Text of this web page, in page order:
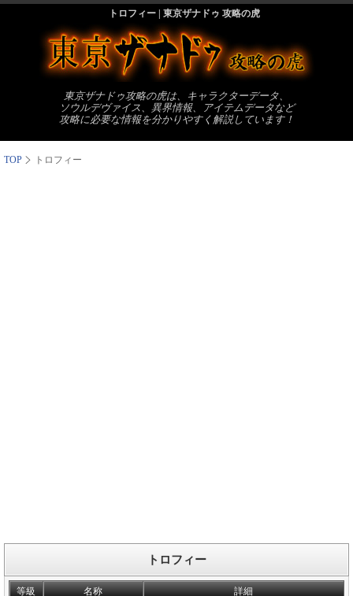
トロフィー | 東京ザナドゥ 攻略の虎
東京ザナドゥ攻略の虎は、キャラクターデータ、
ソウルデヴァイス、異界情報、アイテムデータなど
攻略に必要な情報を分かりやすく解説しています！
TOP トロフィー
トロフィー
等級 名称 詳細